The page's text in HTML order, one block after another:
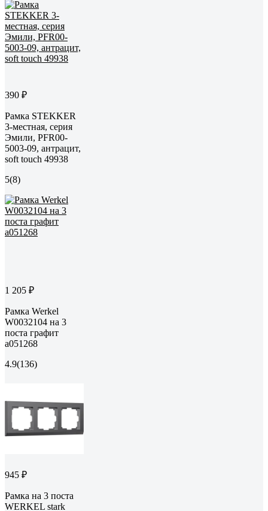
390 ₽
Рамка STEKKER
3-местная, серия
Эмили, PFR00-
5003-09, антрацит,
soft touch 49938
5(8)
1 205 ₽
Рамка Werkel
W0032104 на 3
поста графит
a051268
4.9(136)
945 ₽
Рамка на 3 поста
WERKEL stark